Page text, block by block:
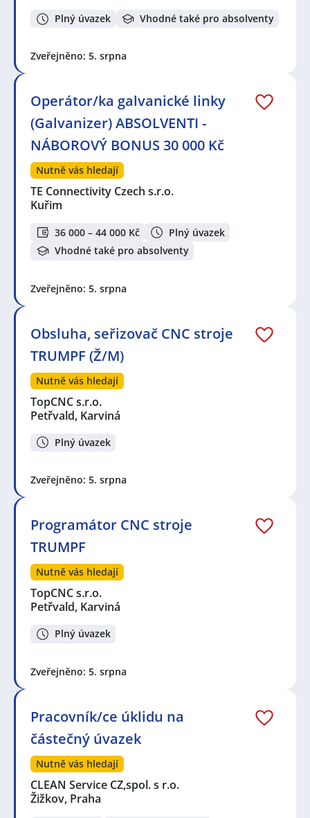
Plný úvazek Vhodné také pro absolventy
Zveřejněno: 5. srpna
Operátor/ka galvanické linky
(Galvanizer) ABSOLVENTI -
NÁBOROVÝ BONUS 30 000 Kč
Nutně vás hledají
TE Connectivity Czech s.r.o.
Kuřim
36 000 – 44 000 Kč
Plný úvazek
Vhodné také pro absolventy
Zveřejněno: 5. srpna
Obsluha, seřizovač CNC stroje
TRUMPF (Ž/M)
Nutně vás hledají
TopCNC s.r.o.
Petřvald, Karviná
Plný úvazek
Zveřejněno: 5. srpna
Programátor CNC stroje
TRUMPF
Nutně vás hledají
TopCNC s.r.o.
Petřvald, Karviná
Plný úvazek
Zveřejněno: 5. srpna
Pracovník/ce úklidu na
částečný úvazek
Nutně vás hledají
CLEAN Service CZ,spol. s r.o.
Žižkov, Praha